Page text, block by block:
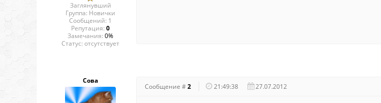
Заглянувший
Группа: Новички
Сообщений: 1
Репутация: 0
Замечания: 0%
Статус: отсутствует
Сова
Сообщение #2 21:49:38 27.07.2012